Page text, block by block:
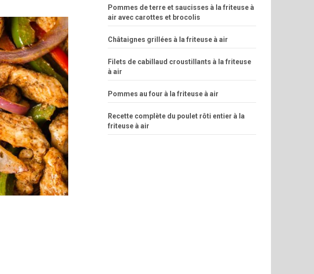
Pommes de terre et saucisses à la friteuse à
air avec carottes et brocolis
Châtaignes grillées à la friteuse à air
Filets de cabillaud croustillants à la friteuse
à air
Pommes au four à la friteuse à air
Recette complète du poulet rôti entier à la
friteuse à air